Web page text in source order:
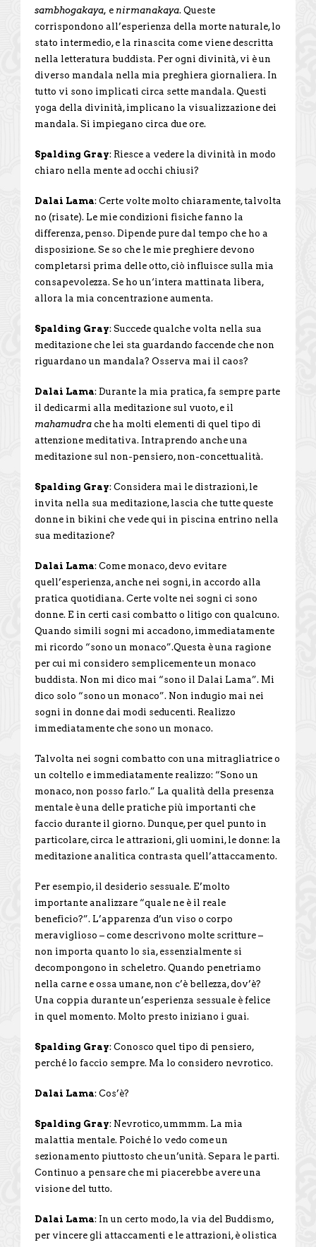
sambhogakaya, e nirmanakaya. Queste
corrispondono all’esperienza della morte naturale, lo
stato intermedio, e la rinascita come viene descritta
nella letteratura buddista. Per ogni divinità, vi è un
diverso mandala nella mia preghiera giornaliera. In
tutto vi sono implicati circa sette mandala. Questi
yoga della divinità, implicano la visualizzazione dei
mandala. Si impiegano circa due ore.
Spalding Gray: Riesce a vedere la divinità in modo
chiaro nella mente ad occhi chiusi?
Dalai Lama: Certe volte molto chiaramente, talvolta
no (risate). Le mie condizioni fisiche fanno la
differenza, penso. Dipende pure dal tempo che ho a
disposizione. Se so che le mie preghiere devono
completarsi prima delle otto, ciò influisce sulla mia
consapevolezza. Se ho un‘intera mattinata libera,
allora la mia concentrazione aumenta.
Spalding Gray: Succede qualche volta nella sua
meditazione che lei sta guardando faccende che non
riguardano un mandala? Osserva mai il caos?
Dalai Lama: Durante la mia pratica, fa sempre parte
il dedicarmi alla meditazione sul vuoto, e il
mahamudra che ha molti elementi di quel tipo di
attenzione meditativa. Intraprendo anche una
meditazione sul non-pensiero, non-concettualità.
Spalding Gray: Considera mai le distrazioni, le
invita nella sua meditazione, lascia che tutte queste
donne in bikini che vede qui in piscina entrino nella
sua meditazione?
Dalai Lama: Come monaco, devo evitare
quell’esperienza, anche nei sogni, in accordo alla
pratica quotidiana. Certe volte nei sogni ci sono
donne. E in certi casi combatto o litigo con qualcuno.
Quando simili sogni mi accadono, immediatamente
mi ricordo “sono un monaco”.Questa è una ragione
per cui mi considero semplicemente un monaco
buddista. Non mi dico mai “sono il Dalai Lama”. Mi
dico solo “sono un monaco”. Non indugio mai nei
sogni in donne dai modi seducenti. Realizzo
immediatamente che sono un monaco.
Talvolta nei sogni combatto con una mitragliatrice o
un coltello e immediatamente realizzo: “Sono un
monaco, non posso farlo.” La qualità della presenza
mentale è una delle pratiche più importanti che
faccio durante il giorno. Dunque, per quel punto in
particolare, circa le attrazioni, gli uomini, le donne: la
meditazione analitica contrasta quell’attaccamento.
Per esempio, il desiderio sessuale. E’molto
importante analizzare “quale ne è il reale
beneficio?”. L’apparenza d’un viso o corpo
meraviglioso – come descrivono molte scritture –
non importa quanto lo sia, essenzialmente si
decompongono in scheletro. Quando penetriamo
nella carne e ossa umane, non c’è bellezza, dov’è?
Una coppia durante un’esperienza sessuale è felice
in quel momento. Molto presto iniziano i guai.
Spalding Gray: Conosco quel tipo di pensiero,
perché lo faccio sempre. Ma lo considero nevrotico.
Dalai Lama: Cos’è?
Spalding Gray: Nevrotico, ummmm. La mia
malattia mentale. Poiché lo vedo come un
sezionamento piuttosto che un’unità. Separa le parti.
Continuo a pensare che mi piacerebbe avere una
visione del tutto.
Dalai Lama: In un certo modo, la via del Buddismo,
per vincere gli attaccamenti e le attrazioni, è olistica